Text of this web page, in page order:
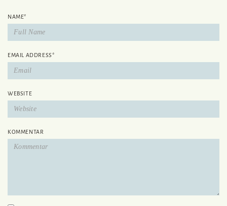
NAME*
EMAIL ADDRESS*
WEBSITE
KOMMENTAR